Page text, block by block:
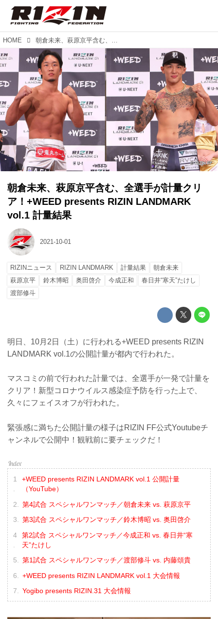
HOME 朝倉未来、萩原京平含む、全選手が計量クリア！+WEED presents RIZIN LANDMARK vol.1 計量結果
朝倉未来、萩原京平含む、全選手が計量クリ
ア！+WEED presents RIZIN LANDMARK
vol.1 計量結果
2021-10-01
RIZINニュース RIZIN LANDMARK 計量結果
朝倉未来
萩原京平
鈴木博昭 奥田啓介 今成正和
春日井“寒天”たけし
渡部修斗
明日、10月2日（土）に行われる+WEED presents RIZIN
LANDMARK vol.1の公開計量が都内で行われた。
マスコミの前で行われた計量では、全選手が一発で計量を
クリア！新型コロナウイルス感染症予防を行った上で、
久々にフェイスオフが行われた。
緊張感に満ちた公開計量の様子はRIZIN FF公式Youtubeチ
ャンネルで公開中！観戦前に要チェックだ！
+WEED presents RIZIN LANDMARK vol.1 公開計量
（YouTube）
第4試合 スペシャルワンマッチ／朝倉未来 vs. 萩原京平
第3試合 スペシャルワンマッチ／鈴木博昭 vs. 奥田啓介
第2試合 スペシャルワンマッチ／今成正和 vs. 春日井“寒
天”たけし
第1試合 スペシャルワンマッチ／渡部修斗 vs. 内藤頌貴
+WEED presents RIZIN LANDMARK vol.1 大会情報
Yogibo presents RIZIN.31 大会情報